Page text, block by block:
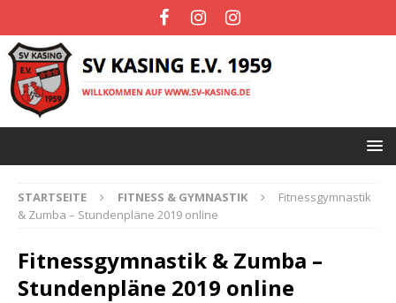
STARTSEITE FITNESS & GYMNASTIK
Fitnessgymnastik
& Zumba – Stundenpläne 2019 online
Fitnessgymnastik & Zumba –
Stundenpläne 2019 online